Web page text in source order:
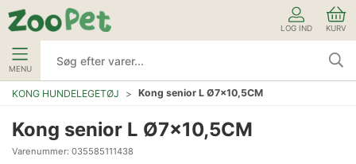
LOG IND KURV
MENU
KONG HUNDELEGETØJ Kong senior L Ø7x10,5CM
Kong senior L Ø7x10,5CM
Varenummer: 035585111438